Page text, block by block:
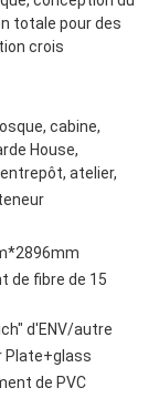
totale pour des
crois
cabine,
House,
atelier,
de fibre de 15
d'ENV/autre
Plate+glass
de PVC